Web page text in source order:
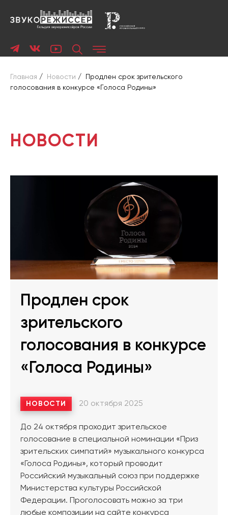
Главная / Новости /
Продлен срок зрительского
голосования в конкурсе «Голоса Родины»
НОВОСТИ
Продлен срок
зрительского
голосования в конкурсе
«Голоса Родины»
НОВОСТИ 20 октября 2025
До 24 октября проходит зрительское
голосование в специальной номинации «Приз
зрительских симпатий» музыкального конкурса
«Голоса Родины», который проводит
Российский музыкальный союз при поддержке
Министерства культуры Российской
Федерации. Проголосовать можно за три
любые композиции на сайте конкурса